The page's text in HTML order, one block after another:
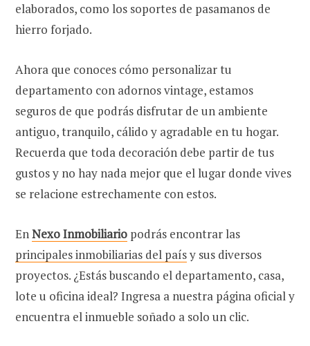
elaborados, como los soportes de pasamanos de
hierro forjado.
Ahora que conoces cómo personalizar tu
departamento con adornos vintage, estamos
seguros de que podrás disfrutar de un ambiente
antiguo, tranquilo, cálido y agradable en tu hogar.
Recuerda que toda decoración debe partir de tus
gustos y no hay nada mejor que el lugar donde vives
se relacione estrechamente con estos.
EnNexo Inmobiliario podrás encontrar las
principales inmobiliarias del paísy sus diversos
proyectos. ¿Estás buscando el departamento, casa,
lote u oficina ideal? Ingresa a nuestra página oficial y
encuentra el inmueble soñado a solo un clic.